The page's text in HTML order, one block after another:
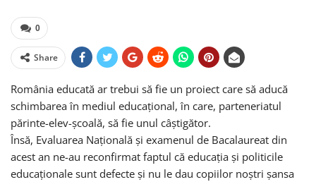
0
Share
România educată ar trebui să fie un proiect care să aducă
schimbarea în mediul educațional, în care, parteneriatul
părinte-elev-școală, să fie unul câștigător.
Însă, Evaluarea Națională și examenul de Bacalaureat din
acest an ne-au reconfirmat faptul că educația și politicile
educaționale sunt defecte și nu le dau copiilor noștri șansa